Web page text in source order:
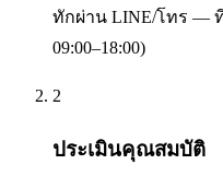
ทักผ่าน LINE/โทร —
09:00–18:00)
2
ประเมินคุณสมบัติ